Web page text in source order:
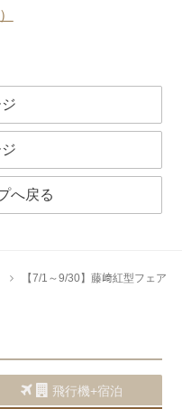
へ戻る
【7/1～9/30】藤﨑紅型フェア
飛行機+宿泊